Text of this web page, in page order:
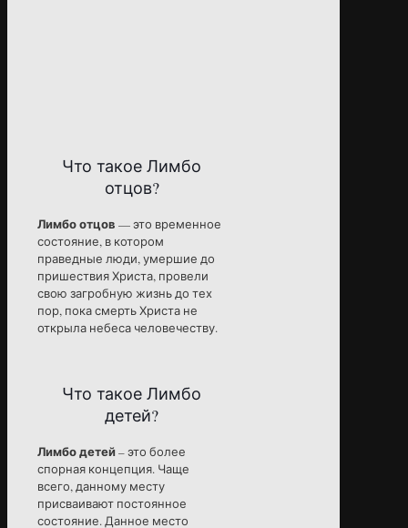
Что такое Лимбо
отцов?
Лимбо отцов — это временное
состояние, в котором
праведные люди, умершие до
пришествия Христа, провели
свою загробную жизнь до тех
пор, пока смерть Христа не
открыла небеса человечеству.
Что такое Лимбо
детей?
Лимбо детей– это более
спорная концепция. Чаще
всего, данному месту
присваивают постоянное
состояние. Данное место